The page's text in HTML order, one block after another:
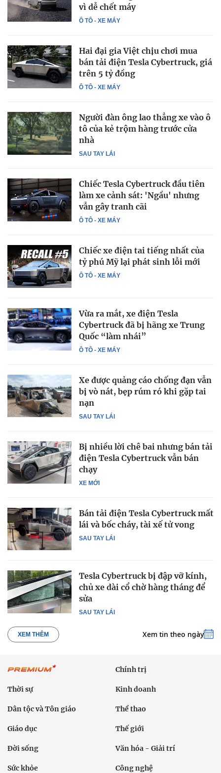
Ô TÔ - XE MÁY
vì dễ chết máy
Ô TÔ - XE MÁY
Hai đại gia Việt chịu chơi mua
bán tải điện Tesla Cybertruck, giá
trên 5 tỷ đồng
SAU TAY LÁI
Người đàn ông lao thẳng xe vào ô
tô của kẻ trộm hàng trước cửa
nhà
Ô TÔ - XE MÁY
Chiếc Tesla Cybertruck đầu tiên
làm xe cảnh sát: 'Ngầu' nhưng
vẫn gây tranh cãi
Ô TÔ - XE MÁY
Chiếc xe điện tai tiếng nhất của
tỷ phú Mỹ lại phát sinh lỗi mới
Ô TÔ - XE MÁY
Vừa ra mắt, xe điện Tesla
Cybertruck đã bị hãng xe Trung
Quốc “làm nhái”
SAU TAY LÁI
Xe được quảng cáo chống đạn vẫn
bị vò nát, bẹp rúm ró khi gặp tai
nạn
XE MỚI
Bị nhiều lời chê bai nhưng bán tải
điện Tesla Cybertruck vẫn bán
chạy
SAU TAY LÁI
Bán tải điện Tesla Cybertruck mất
lái và bốc cháy, tài xế tử vong
SAU TAY LÁI
Tesla Cybertruck bị đập vỡ kính,
chủ xe dài cổ chờ hàng tháng để
sửa
XEM THÊM Xem tin theo ngày
Chính trị
Thời sự Kinh doanh
Dân tộc và Tôn giáo Thể thao
Giáo dục Thế giới
Đời sống Văn hóa - Giải trí
Sức khỏe Công nghệ